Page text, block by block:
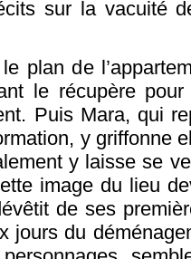
sur la vacuité
plan de
le récupère
Puis Mara, qui
y griffonne
y laisse se
image du lieu
de ses
jours du